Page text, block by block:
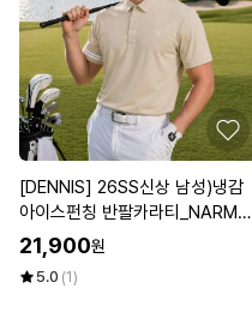
[DENNIS] 26SS신상 남성)냉감
아이스펀칭 반팔카라티_NARMM
TS027
21,900원
5.0 (1)